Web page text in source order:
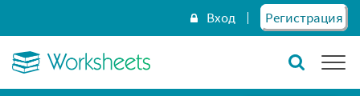
Вход Регистрация